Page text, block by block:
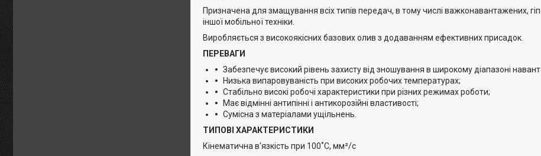
Призначена для змащування всіх типів передач, в тому числі важконавантажених,
іншої мобільної техніки.
Виробляється з високоякісних базових олив з додаванням ефективних присадок.
ПЕРЕВАГИ
Забезпечує високий рівень захисту від зношування в широкому діапазоні
Низька випаровуваність при високих робочих температурах;
Стабільно високі робочі характеристики при різних режимах роботи;
Має відмінні антипінні і антикорозійні властивості;
Сумісна з матеріалами ущільнень.
ТИПОВІ ХАРАКТЕРИСТИКИ
Кінематична в'язкість при 100˚С, мм²/с